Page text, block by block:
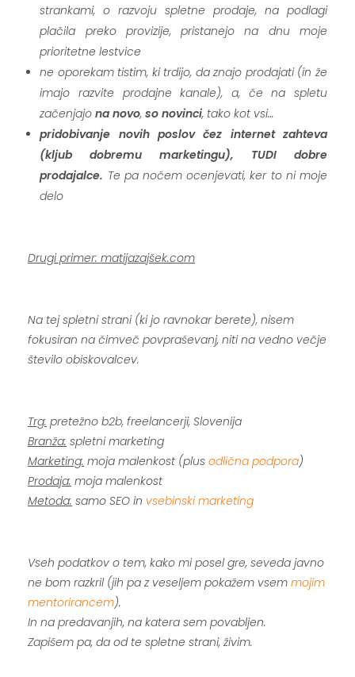
strankami, o razvoju spletne prodaje, na podlagi
plačila preko provizije, pristanejo na dnu moje
prioritetne lestvice
ne oporekam tistim, ki trdijo, da znajo prodajati (in že
imajo razvite prodajne kanale), a, če na spletu
začenjajona novo,so novinci, tako kot vsi…
pridobivanje novih poslov čez internet zahteva
(kljub dobremu marketingu), TUDI dobre
prodajalce. Te pa nočem ocenjevati, ker to ni moje
delo
Drugi primer: matijazajšek.com
Na tej spletni strani (ki jo ravnokar berete), nisem
fokusiran na čimveč povpraševanj, niti na vedno večje
število obiskovalcev.
Trg: pretežno b2b, freelancerji, Slovenija
Branža: spletni marketing
Marketing: moja malenkost (plus odlična podpora)
Prodaja: moja malenkost
Metoda: samo SEO in vsebinski marketing
Vseh podatkov o tem, kako mi posel gre, seveda javno
ne bom razkril (jih pa z veseljem pokažem vsem mojim
mentorirancem).
In na predavanjih, na katera sem povabljen.
Zapišem pa, da od te spletne strani, živim.